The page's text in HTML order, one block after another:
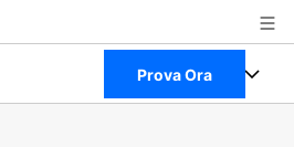
Prova Ora